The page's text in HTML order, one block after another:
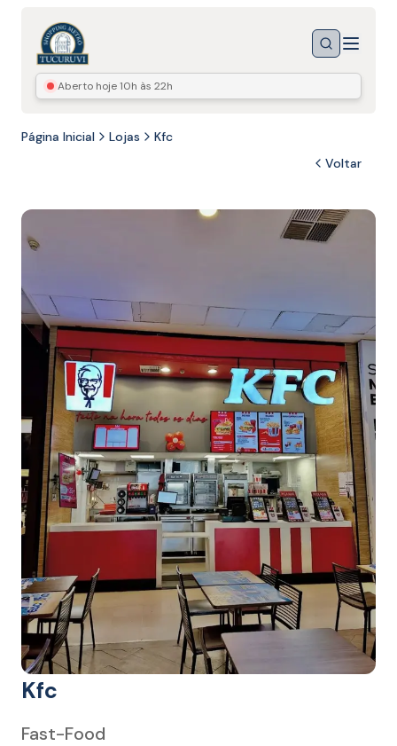
BuscarMenu
Aberto hoje10h às 22h
Página Inicial Lojas
Kfc
Voltar
Kfc
Fast-Food